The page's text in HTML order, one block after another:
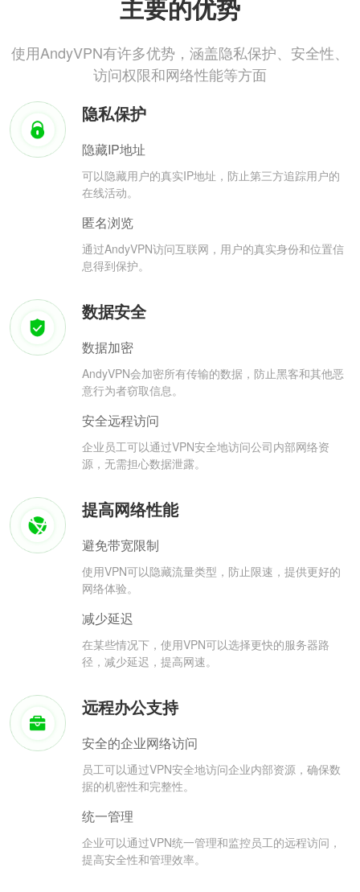
主要的优势
使用AndyVPN有许多优势，涵盖隐私保护、安全性、
访问权限和网络性能等方面
隐私保护
隐藏IP地址
可以隐藏用户的真实IP地址，防止第三方追踪用户的
在线活动。
匿名浏览
通过AndyVPN访问互联网，用户的真实身份和位置信
息得到保护。
数据安全
数据加密
AndyVPN会加密所有传输的数据，防止黑客和其他恶
意行为者窃取信息。
安全远程访问
企业员工可以通过VPN安全地访问公司内部网络资
源，无需担心数据泄露。
提高网络性能
避免带宽限制
使用VPN可以隐藏流量类型，防止限速，提供更好的
网络体验。
减少延迟
在某些情况下，使用VPN可以选择更快的服务器路
径，减少延迟，提高网速。
远程办公支持
安全的企业网络访问
员工可以通过VPN安全地访问企业内部资源，确保数
据的机密性和完整性。
统一管理
企业可以通过VPN统一管理和监控员工的远程访问，
提高安全性和管理效率。